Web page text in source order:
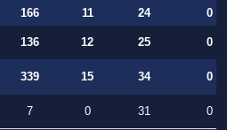
166 11 24
0
136 12 25
0
339 15 34
0
7 0 31
0